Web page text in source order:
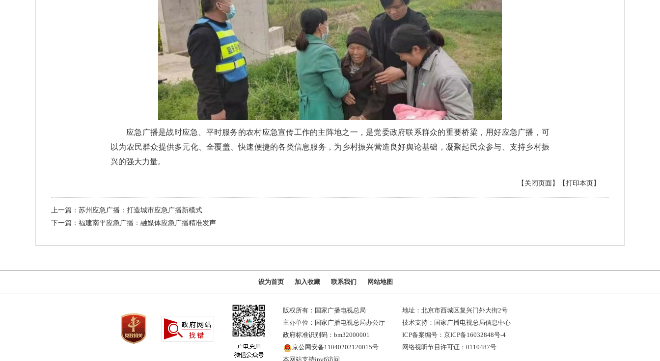
应急广播是战时应急、平时服务的农村应急宣传工作的主阵地之一，是党委政府联系群众的重要桥梁，用好应急广播，可
以为农民群众提供多元化、全覆盖、快速便捷的各类信息服务，为乡村振兴营造良好舆论基础，凝聚起民众参与、支持乡村振
兴的强大力量。
【打印本页】
【关闭页面】
上一篇：苏州应急广播：打造城市应急广播新模式
下一篇：福建南平应急广播：融媒体应急广播精准发声
设为首页 加入收藏 联系我们 网站地图
版权所有：国家广播电视总局
主办单位：国家广播电视总局办公厅
政府标准识别码：bm32000001
京公网安备11040202120015号
本网站支持ipv6访问
地址：北京市西城区复兴门外大街2号
技术支持：国家广播电视总局信息中心
ICP备案编号：京ICP备16032848号-4
网络视听节目许可证：0110487号